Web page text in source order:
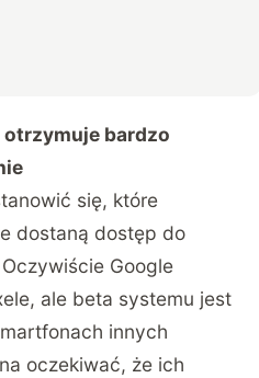
otrzymuje bardzo
się, które
dostaną dostęp do
Google
ale beta systemu jest
innych
oczekiwać, że ich